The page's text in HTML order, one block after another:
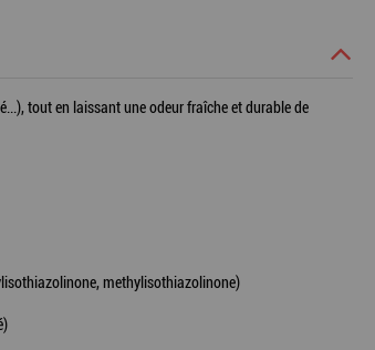
tout en laissant une odeur fraîche et durable de
methylisothiazolinone)